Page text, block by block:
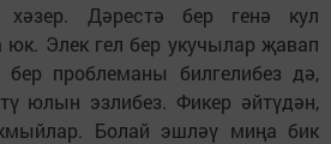
хәзер. Дәрестә бер генә кул
юк. Элек гел бер укучылар җавап
проблеманы билгелибез дә,
юлын эзлибез. Фикер әйтүдән,
Болай эшләү миңа бик